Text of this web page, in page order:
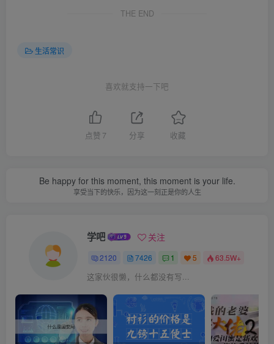
THE END
生活常识
喜欢就支持一下吧
点赞 7 分享 收藏
Be happy for this moment, this moment is your life.
享受当下的快乐，因为这一刻正是你的人生
学吧 关注
2120 7426 1 5 63.5W+
这家伙很懒，什么都没有写...